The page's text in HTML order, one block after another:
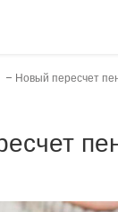
Новый пересчет